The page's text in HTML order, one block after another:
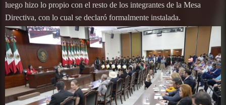
luego hizo lo propio con el resto de los integrantes de la Mesa
Directiva, con lo cual se declaró formalmente instalada.